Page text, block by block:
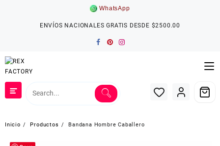
WhatsApp
ENVÍOS NACIONALES GRATIS DESDE $2500.00
Inicio Productos Bandana Hombre Caballero